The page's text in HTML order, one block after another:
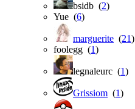
bsidb (2)
Yue (6)
marguerite (21)
foolegg (1)
legnaleurc (1)
Grissiom (1)